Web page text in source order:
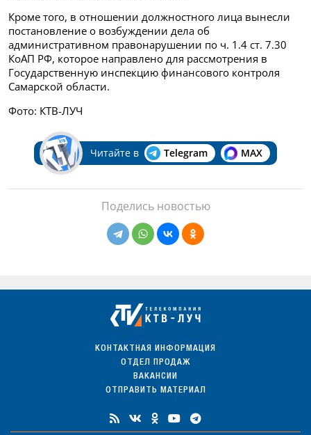
Кроме того, в отношении должностного лица вынесли
постановление о возбуждении дела об
административном правонарушении по ч. 1.4 ст. 7.30
КоАП РФ, которое направлено для рассмотрения в
Государственную инспекцию финансового контроля
Самарской области.
Фото: КТВ-ЛУЧ
Читайте в Telegram MAX
Поделись новостью
КОНТАКТНАЯ ИНФОРМАЦИЯ
ОТДЕЛ ПРОДАЖ
ВАКАНСИИ
ОТПРАВИТЬ МАТЕРИАЛ